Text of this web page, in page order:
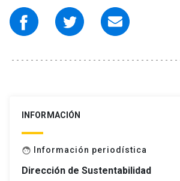
INFORMACIÓN
face Información periodística
Dirección de Sustentabilidad